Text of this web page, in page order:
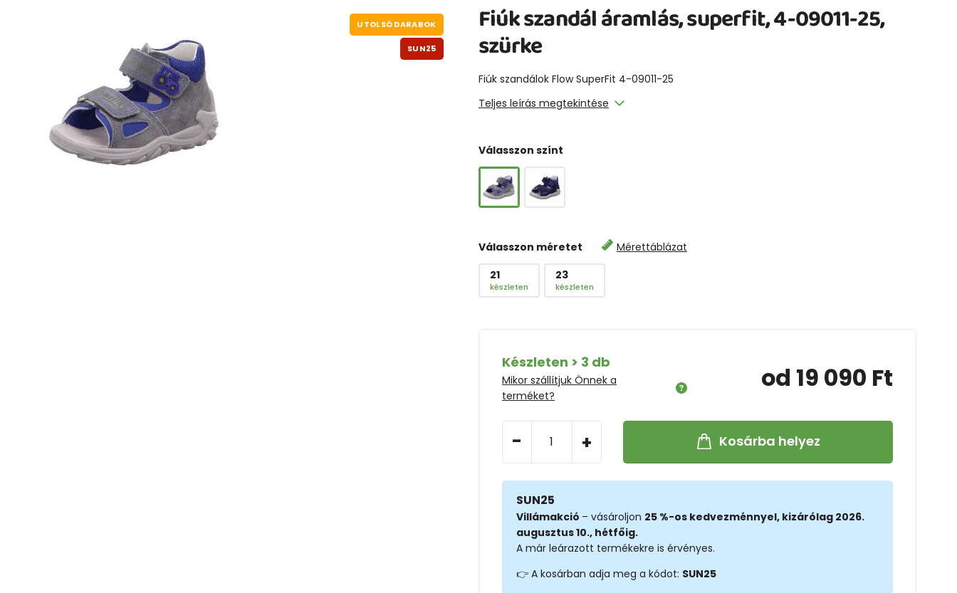
Fiúk szandál áramlás, superfit, 4-09011-25,
szürke
Fiúk szandálok Flow SuperFit 4-09011-25
Teljes leírás megtekintése
Válasszon színt
Válasszon méretet
Mérettáblázat
21
készleten
23
készleten
Készleten > 3 db
Mikor szállítjuk Önnek a
terméket?
od 19 090 Ft
- + Kosárba helyez
SUN25
Villámakció – vásároljon 25 %-os kedvezménnyel, kizárólag 2026.
augusztus 10., hétfőig.
A már leárazott termékekre is érvényes.
👉 A kosárban adja meg a kódot: SUN25
UTOLSÓ DARABOK
SUN25